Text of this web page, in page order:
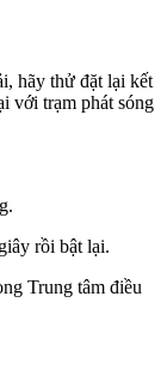
hãy thử đặt lại kết
với trạm phát sóng
rồi bật lại.
Trung tâm điều